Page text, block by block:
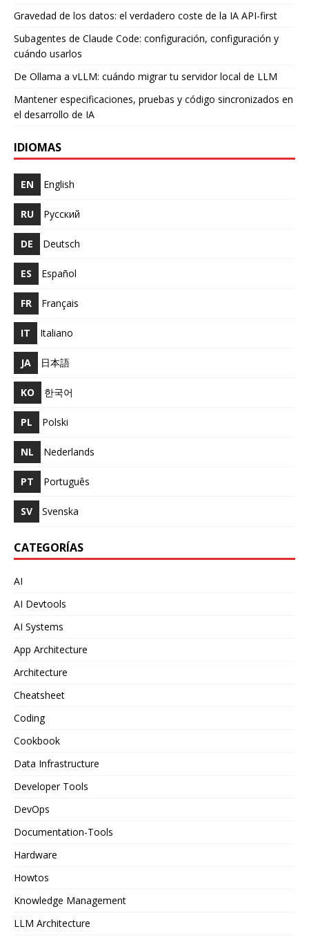
Gravedad de los datos: el verdadero coste de la IA API-first
Subagentes de Claude Code: configuración, configuración y
cuándo usarlos
De Ollama a vLLM: cuándo migrar tu servidor local de LLM
Mantener especificaciones, pruebas y código sincronizados en
el desarrollo de IA
IDIOMAS
EN English
RU Русский
DE Deutsch
ES Español
FR Français
IT Italiano
JA 日本語
KO 한국어
PL Polski
NL Nederlands
PT Português
SV Svenska
CATEGORÍAS
AI
AI Devtools
AI Systems
App Architecture
Architecture
Cheatsheet
Coding
Cookbook
Data Infrastructure
Developer Tools
DevOps
Documentation-Tools
Hardware
Howtos
Knowledge Management
LLM Architecture